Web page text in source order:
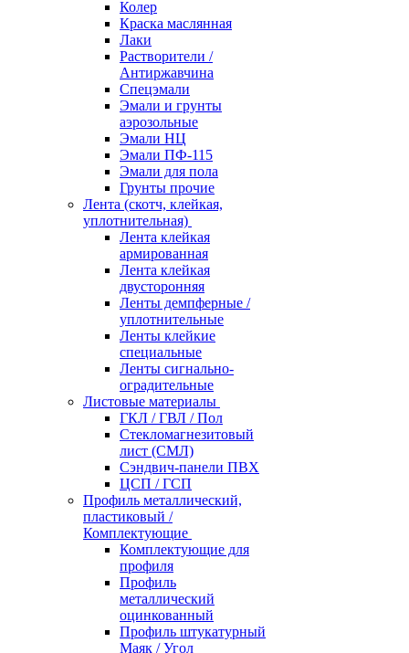
Колер
Краска маслянная
Лаки
Растворители /
Антиржавчина
Спецэмали
Эмали и грунты
аэрозольные
Эмали НЦ
Эмали ПФ-115
Эмали для пола
Грунты прочие
Лента (скотч, клейкая,
уплотнительная)
Лента клейкая
армированная
Лента клейкая
двусторонняя
Ленты демпферные /
уплотнительные
Ленты клейкие
специальные
Ленты сигнально-
оградительные
Листовые материалы
ГКЛ / ГВЛ / Пол
Стекломагнезитовый
лист (СМЛ)
Сэндвич-панели ПВХ
ЦСП / ГСП
Профиль металлический,
пластиковый /
Комплектующие
Комплектующие для
профиля
Профиль
металлический
оцинкованный
Профиль штукатурный
Маяк / Угол